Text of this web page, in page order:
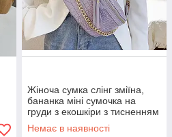
Жіноча сумка слінг зміїна,
бананка міні сумочка на
груди з екошкіри з тисненням
під рептилію Фіолетовий
Немає в наявності